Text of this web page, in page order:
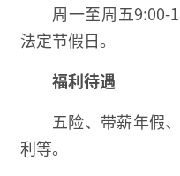
周一至周五9:00-
法定节假日。
福利待遇
五险、带薪年假
利等。